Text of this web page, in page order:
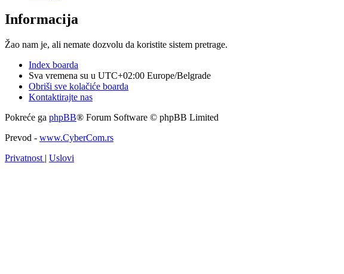
Informacija
Žao nam je, ali nemate dozvolu da koristite sistem pretrage.
Index boarda
Sva vremena su u UTC+02:00 Europe/Belgrade
Obriši sve kolačiće boarda
Kontaktirajte nas
Pokreće ga phpBB® Forum Software © phpBB Limited
Prevod - www.CyberCom.rs
Privatnost | Uslovi